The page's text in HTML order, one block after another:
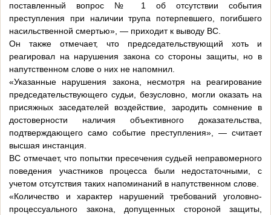
поставленный вопрос № 1 об отсутствии события
преступления при наличии трупа потерпевшего, погибшего
насильственной смертью», — приходит к выводу ВС.
Он также отмечает, что председательствующий хоть и
реагировал на нарушения закона со стороны защиты, но в
напутственном слове о них не напомнил.
«Указанные нарушения закона, несмотря на реагирование
председательствующего судьи, безусловно, могли оказать на
присяжных заседателей воздействие, зародить сомнение в
достоверности наличия объективного доказательства,
подтверждающего само событие преступления», — считает
высшая инстанция.
ВС отмечает, что попытки пресечения судьей неправомерного
поведения участников процесса были недостаточными, с
учетом отсутствия таких напоминаний в напутственном слове.
«Количество и характер нарушений требований уголовно-
процессуального закона, допущенных стороной защиты,